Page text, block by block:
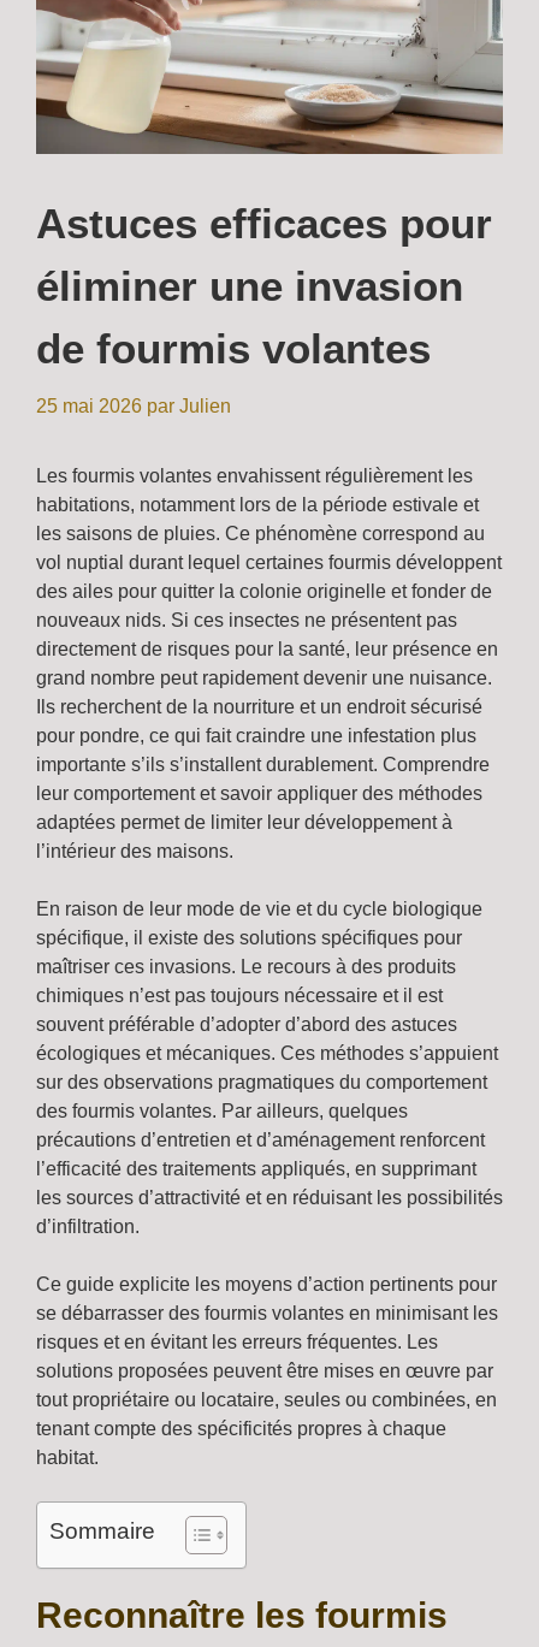
Astuces efficaces pour
éliminer une invasion
de fourmis volantes
25 mai 2026 par Julien
Les fourmis volantes envahissent régulièrement les
habitations, notamment lors de la période estivale et
les saisons de pluies. Ce phénomène correspond au
vol nuptial durant lequel certaines fourmis développent
des ailes pour quitter la colonie originelle et fonder de
nouveaux nids. Si ces insectes ne présentent pas
directement de risques pour la santé, leur présence en
grand nombre peut rapidement devenir une nuisance.
Ils recherchent de la nourriture et un endroit sécurisé
pour pondre, ce qui fait craindre une infestation plus
importante s’ils s’installent durablement. Comprendre
leur comportement et savoir appliquer des méthodes
adaptées permet de limiter leur développement à
l’intérieur des maisons.
En raison de leur mode de vie et du cycle biologique
spécifique, il existe des solutions spécifiques pour
maîtriser ces invasions. Le recours à des produits
chimiques n’est pas toujours nécessaire et il est
souvent préférable d’adopter d’abord des astuces
écologiques et mécaniques. Ces méthodes s’appuient
sur des observations pragmatiques du comportement
des fourmis volantes. Par ailleurs, quelques
précautions d’entretien et d’aménagement renforcent
l’efficacité des traitements appliqués, en supprimant
les sources d’attractivité et en réduisant les possibilités
d’infiltration.
Ce guide explicite les moyens d’action pertinents pour
se débarrasser des fourmis volantes en minimisant les
risques et en évitant les erreurs fréquentes. Les
solutions proposées peuvent être mises en œuvre par
tout propriétaire ou locataire, seules ou combinées, en
tenant compte des spécificités propres à chaque
habitat.
Sommaire
Reconnaître les fourmis